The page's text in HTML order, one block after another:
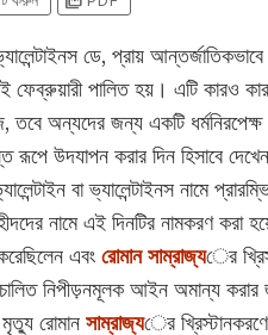
ডে, প্রায়
ফেব্রুয়ারী পালিত হয়। এটি কারও
তবে অন্যদের জন্য একটি ধর্মনিরপেক্ষ
রূপে উদযাপন করার দিন হিসাবে
বা ভ্যালেন্টাইনস নামে
নামে এই দিনটির নামকরণ করা
এবং রোমান সাম্রাজ্যের
নিপীড়নমূলক আইন অমান্য
মৃত্যু রোমান সাম্রাজ্যের